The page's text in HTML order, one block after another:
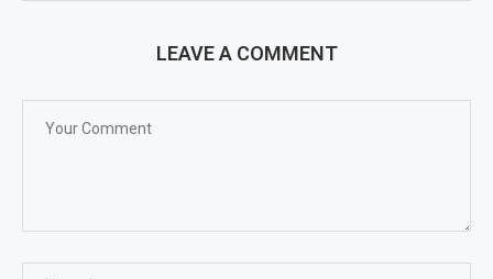
LEAVE A COMMENT